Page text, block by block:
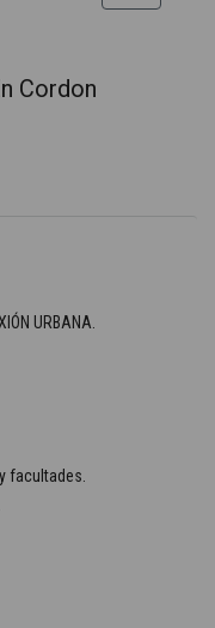
Cordon
URBANA.
facultades.